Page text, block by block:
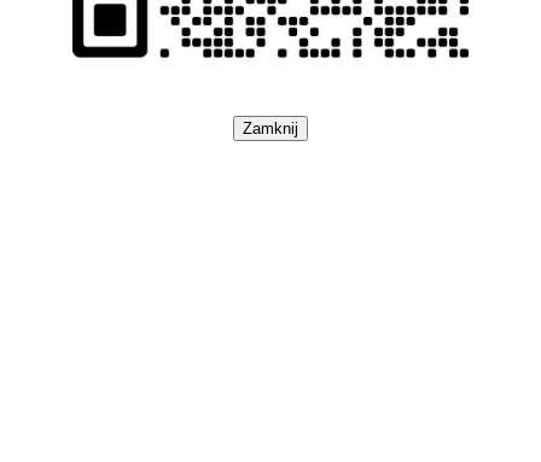
Zamknij